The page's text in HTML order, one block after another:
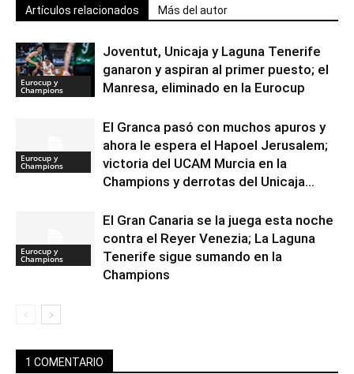
Artículos relacionados Más del autor
Eurocup y
Champions
Joventut, Unicaja y Laguna Tenerife
ganaron y aspiran al primer puesto; el
Manresa, eliminado en la Eurocup
Eurocup y
Champions
El Granca pasó con muchos apuros y
ahora le espera el Hapoel Jerusalem;
victoria del UCAM Murcia en la
Champions y derrotas del Unicaja...
Eurocup y
Champions
El Gran Canaria se la juega esta noche
contra el Reyer Venezia; La Laguna
Tenerife sigue sumando en la
Champions
1 COMENTARIO